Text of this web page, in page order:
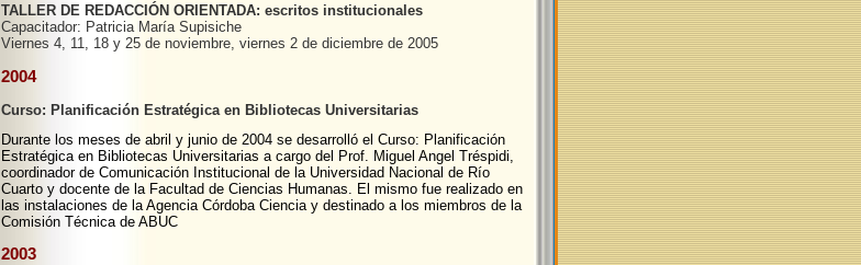
TALLER DE REDACCIÓN ORIENTADA: escritos institucionales
Capacitador: Patricia María Supisiche
Viernes 4, 11, 18 y 25 de noviembre, viernes 2 de diciembre de 2005
2004
Curso: Planificación Estratégica en Bibliotecas Universitarias
Durante los meses de abril y junio de 2004 se desarrolló el Curso: Planificación
Estratégica en Bibliotecas Universitarias a cargo del Prof. Miguel Angel Tréspidi,
coordinador de Comunicación Institucional de la Universidad Nacional de Río
Cuarto y docente de la Facultad de Ciencias Humanas. El mismo fue realizado en
las instalaciones de la Agencia Córdoba Ciencia y destinado a los miembros de la
Comisión Técnica de ABUC
2003